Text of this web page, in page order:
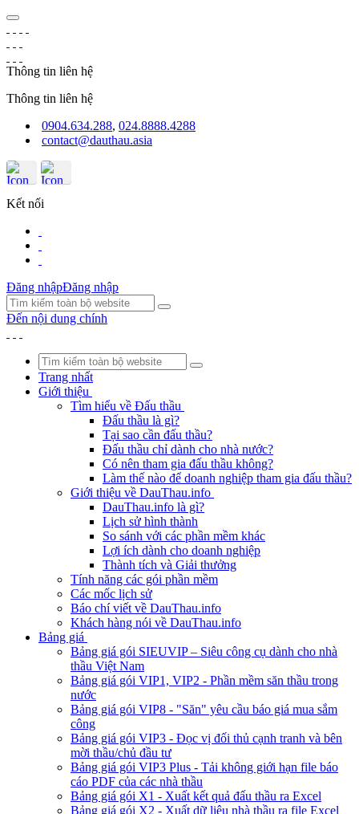
Thông tin liên hệ
Thông tin liên hệ
0904.634.288, 024.8888.4288
contact@dauthau.asia
Kết nối
Đăng nhậpĐăng nhập
Đến nội dung chính
Trang nhất
Giới thiệu
Tìm hiểu về Đấu thầu
Đấu thầu là gì?
Tại sao cần đấu thầu?
Đấu thầu chỉ dành cho nhà nước?
Có nên tham gia đấu thầu không?
Làm thế nào để doanh nghiệp tham gia đấu thầu?
Giới thiệu về DauThau.info
DauThau.info là gì?
Lịch sử hình thành
So sánh với các phần mềm khác
Lợi ích dành cho doanh nghiệp
Thành tích và Giải thưởng
Tính năng các gói phần mềm
Các mốc lịch sử
Báo chí viết về DauThau.info
Khách hàng nói về DauThau.info
Bảng giá
Bảng giá gói SIEUVIP – Siêu công cụ dành cho nhà
thầu Việt Nam
Bảng giá gói VIP1, VIP2 - Phần mềm săn thầu trong
nước
Bảng giá gói VIP8 - "Săn" yêu cầu báo giá mua sắm
công
Bảng giá gói VIP3 - Đọc vị đối thủ cạnh tranh và bên
mời thầu/chủ đầu tư
Bảng giá gói VIP3 Plus - Tải không giới hạn file báo
cáo PDF của các nhà thầu
Bảng giá gói X1 - Xuất kết quả đấu thầu ra Excel
Bảng giá gói X2 - Xuất dữ liệu nhà thầu ra file Excel